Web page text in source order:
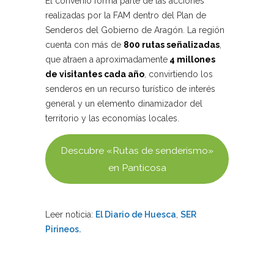
realizadas por la FAM dentro del Plan de
Senderos del Gobierno de Aragón. La región
cuenta con más de 800 rutas señalizadas,
que atraen a aproximadamente 4 millones
de visitantes cada año, convirtiendo los
senderos en un recurso turístico de interés
general y un elemento dinamizador del
territorio y las economías locales.
Descubre «Rutas de senderismo»
en Panticosa
Leer noticia: El Diario de Huesca, SER
Pirineos.